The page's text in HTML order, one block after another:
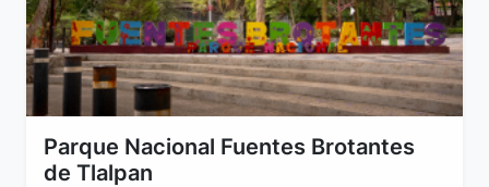
Parque Nacional Fuentes Brotantes
de Tlalpan